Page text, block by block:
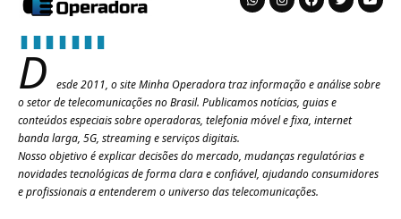
D
esde 2011, o site Minha Operadora traz informação e análise sobre
o setor de telecomunicações no Brasil. Publicamos notícias, guias e
conteúdos especiais sobre operadoras, telefonia móvel e fixa, internet
banda larga, 5G, streaming e serviços digitais.
Nosso objetivo é explicar decisões do mercado, mudanças regulatórias e
novidades tecnológicas de forma clara e confiável, ajudando consumidores
e profissionais a entenderem o universo das telecomunicações.